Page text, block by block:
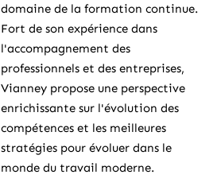
domaine de la formation continue.
Fort de son expérience dans
l'accompagnement des
professionnels et des entreprises,
Vianney propose une perspective
enrichissante sur l'évolution des
compétences et les meilleures
stratégies pour évoluer dans le
monde du travail moderne.